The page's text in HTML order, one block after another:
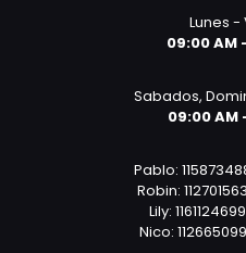
Lunes -
09:00 AM
Sabados,
09:00 AM
Pablo:
Robin:
Lily:
Nico: